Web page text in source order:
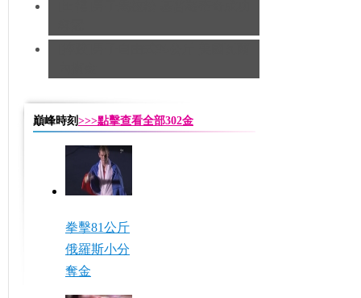
巔峰時刻 >>>點擊查看全部302金
拳擊81公斤
俄羅斯小分
奪金